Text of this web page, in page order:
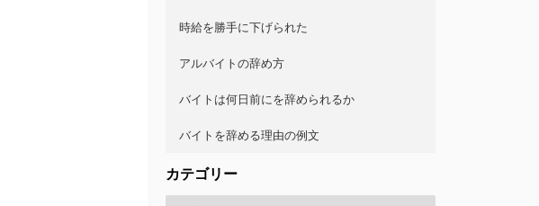
時給を勝手に下げられた
アルバイトの辞め方
バイトは何日前にを辞められるか
バイトを辞める理由の例文
カテゴリー